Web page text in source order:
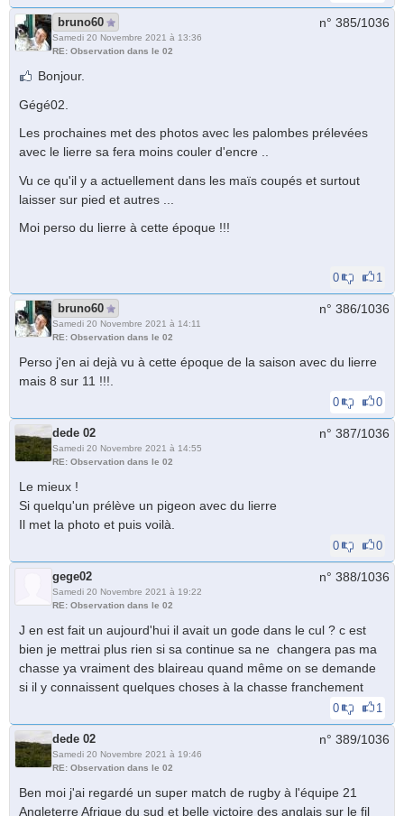
bruno60
Samedi 20 Novembre 2021 à 13:36
RE: Observation dans le 02
n° 385/1036
Bonjour.
Gégé02.
Les prochaines met des photos avec les palombes prélevées
avec le lierre sa fera moins couler d'encre ..
Vu ce qu'il y a actuellement dans les maïs coupés et surtout
laisser sur pied et autres ...
Moi perso du lierre à cette époque !!!
0 1
bruno60
Samedi 20 Novembre 2021 à 14:11
RE: Observation dans le 02
n° 386/1036
Perso j'en ai dejà vu à cette époque de la saison avec du lierre
mais 8 sur 11 !!!.
0 0
dede 02
Samedi 20 Novembre 2021 à 14:55
RE: Observation dans le 02
n° 387/1036
Le mieux !
Si quelqu'un prélève un pigeon avec du lierre
Il met la photo et puis voilà.
0 0
gege02
Samedi 20 Novembre 2021 à 19:22
RE: Observation dans le 02
n° 388/1036
J en est fait un aujourd'hui il avait un gode dans le cul ? c est
bien je mettrai plus rien si sa continue sa ne changera pas ma
chasse ya vraiment des blaireau quand même on se demande
si il y connaissent quelques choses à la chasse franchement
0 1
dede 02
Samedi 20 Novembre 2021 à 19:46
RE: Observation dans le 02
n° 389/1036
Ben moi j'ai regardé un super match de rugby à l'équipe 21
Angleterre Afrique du sud et belle victoire des anglais sur le fil